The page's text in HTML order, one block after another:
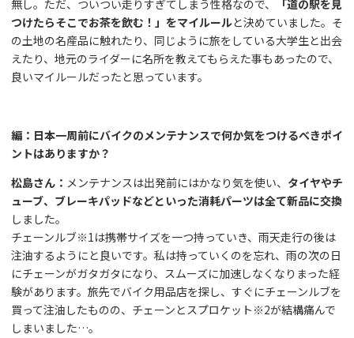
無し。ただ、ついつい走りすぎてしまう性格なので、
「道の駅を見
つけたらそこでお茶を飲む！」をマイルールと決めていました。そ
の土地の名産品に触れたり、同じように旅をしている大学生と出会
えたり、地元のライダーに名所を教えてもらえた事もあったので、
良いマイルールだったと思っています。
編：日本一周前にバイクのメンテナンスで何か気をつけるべきポイ
ントはありますか？
松島さん： メンテナンスは出発前にはかなり気を使い、 タイヤやチ
ューブ、ブレーキパッドなどといった消耗パーツは全て新品に交換
しました。
チェーンルブ※1は携帯サイズを一つ持っていき、雨天走行の後は
注油するようにと良いです。私は持っていくのを忘れ、雨の次の日
にチェーンがガタガタになり、スムーズに加速しなくなりまった経
験があります。旅先でバイク用品店を探し、すぐにチェーンルブを
買って注油したものの、チェーンとスプロケット※2が結構痛んで
しまいました…。